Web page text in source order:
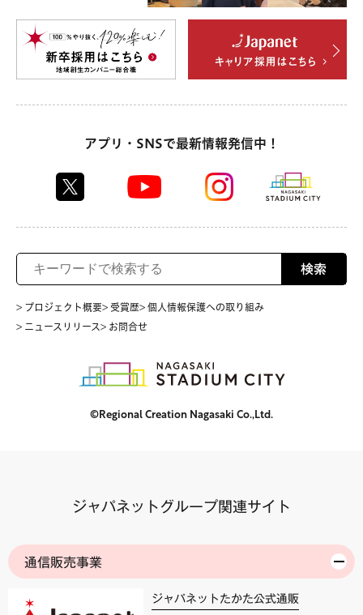
アプリ・SNSで最新情報発信中！
検索
> プロジェクト概要> 受賞歴> 個人情報保護への取り組み
> ニュースリリース> お問合せ
©Regional Creation Nagasaki Co.,Ltd.
ジャパネットグループ関連サイト
通信販売事業
ジャパネットたかた公式通販